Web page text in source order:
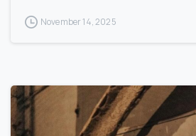
November 14, 2025